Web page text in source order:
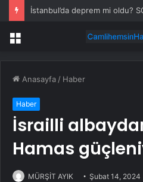
Menü
Anasayfa / Haber
Haber
İsrailli
Hamas
MÜRŞİT AYIK Şubat 14, 2024